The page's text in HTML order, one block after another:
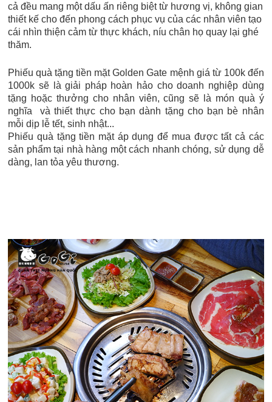
cả đều mang một dấu ấn riêng biệt từ hương vị, không gian
thiết kế cho đến phong cách phục vụ của các nhân viên tạo
cái nhìn thiện cảm từ thực khách, níu chân họ quay lại ghé
thăm.
Phiếu quà tặng tiền mặt Golden Gate mệnh giá từ 100k đến
1000k sẽ là giải pháp hoàn hảo cho doanh nghiệp dùng
tặng hoặc thưởng cho nhân viên, cũng sẽ là món quà ý
nghĩa và thiết thực cho bạn dành tặng cho bạn bè nhân
mỗi dịp lễ tết, sinh nhật...
Phiếu quà tặng tiền mặt áp dụng để mua được tất cả các
sản phẩm tại nhà hàng một cách nhanh chóng, sử dụng dễ
dàng, lan tỏa yêu thương.